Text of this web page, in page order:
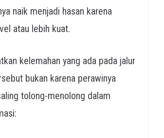
naik menjadi hasan karena
atau lebih kuat.
kelemahan yang ada pada jalur
bukan karena perawinya